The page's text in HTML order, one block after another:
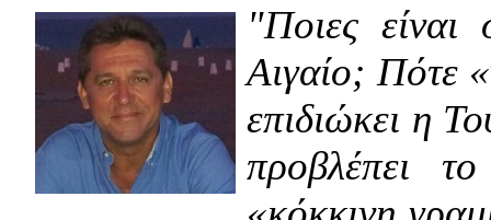
"Ποιες είναι
Αιγαίο; Πότε
επιδιώκει η
προβλέπει